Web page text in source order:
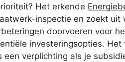
Het erkende
inspectie en zoekt
doorvoeren voor
investeringsopties.
verplichting als je